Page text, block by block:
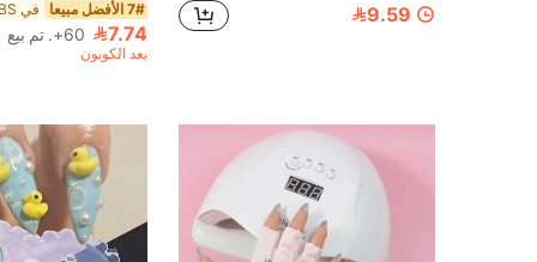
9.59 7# الأفضل مبيعا
7.74 60+. تم بيع
بعد الكوبون